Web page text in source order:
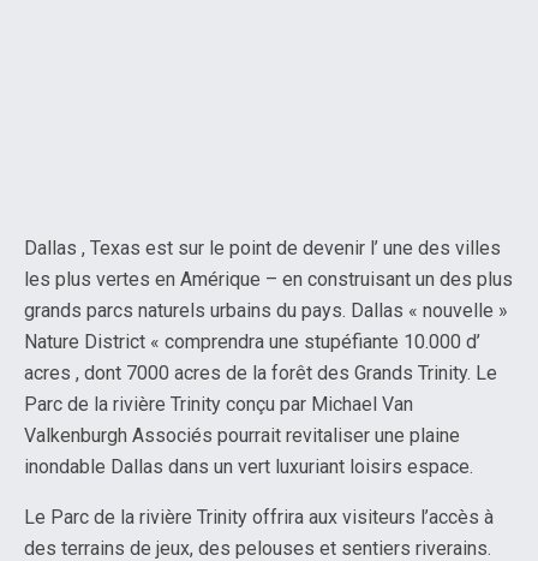
Dallas , Texas est sur le point de devenir l’ une des villes
les plus vertes en Amérique – en construisant un des plus
grands parcs naturels urbains du pays. Dallas « nouvelle »
Nature District « comprendra une stupéfiante 10.000 d’
acres , dont 7000 acres de la forêt des Grands Trinity. Le
Parc de la rivière Trinity conçu par Michael Van
Valkenburgh Associés pourrait revitaliser une plaine
inondable Dallas dans un vert luxuriant loisirs espace.
Le Parc de la rivière Trinity offrira aux visiteurs l’accès à
des terrains de jeux, des pelouses et sentiers riverains.